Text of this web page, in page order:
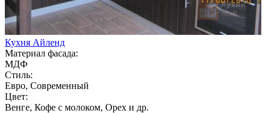
Кухня Айленд
Материал фасада:
МДФ
Стиль:
Евро, Современный
Цвет:
Венге, Кофе с молоком, Орех и др.